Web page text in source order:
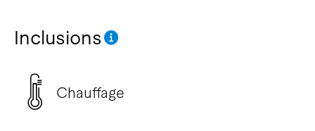
Inclusions
Chauffage